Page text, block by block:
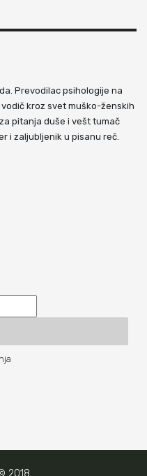
Prevodilac psihologije na
kroz svet muško-ženskih
pitanja duše i vešt tumač
i zaljubljenik u pisanu reč.
2018